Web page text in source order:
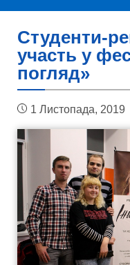
Студенти-
участь у
погляд»
1 Листопада, 2019